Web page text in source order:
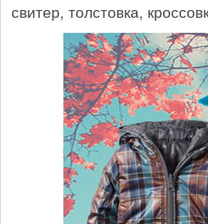
свитер, толстовка,